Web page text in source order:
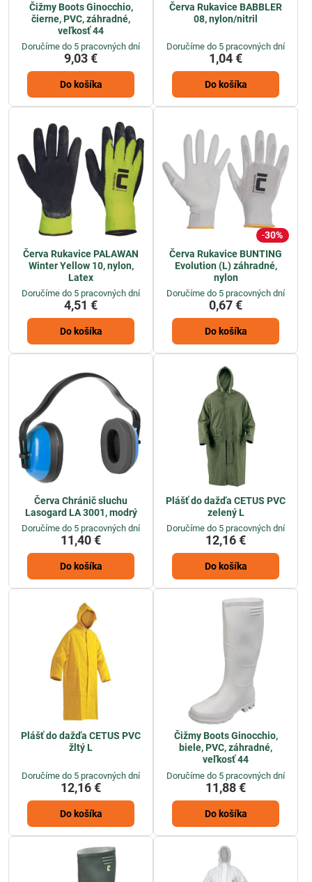
Čižmy Boots Ginocchio,
čierne, PVC, záhradné,
veľkosť 44
Doručíme do 5 pracovných dní
9,03 €
Do košíka
Červa Rukavice BABBLER
08, nylon/nitril
Doručíme do 5 pracovných dní
1,04 €
Do košíka
Červa Rukavice PALAWAN
Winter Yellow 10, nylon,
Latex
Doručíme do 5 pracovných dní
4,51 €
Do košíka
30%
Červa Rukavice BUNTING
Evolution (L) záhradné,
nylon
Doručíme do 5 pracovných dní
0,67 €
Do košíka
Červa Chránič sluchu
Lasogard LA 3001, modrý
Doručíme do 5 pracovných dní
11,40 €
Do košíka
Plášť do dažďa CETUS PVC
zelený L
Doručíme do 5 pracovných dní
12,16 €
Do košíka
Plášť do dažďa CETUS PVC
žltý L
Doručíme do 5 pracovných dní
12,16 €
Do košíka
Čižmy Boots Ginocchio,
biele, PVC, záhradné,
veľkosť 44
Doručíme do 5 pracovných dní
11,88 €
Do košíka